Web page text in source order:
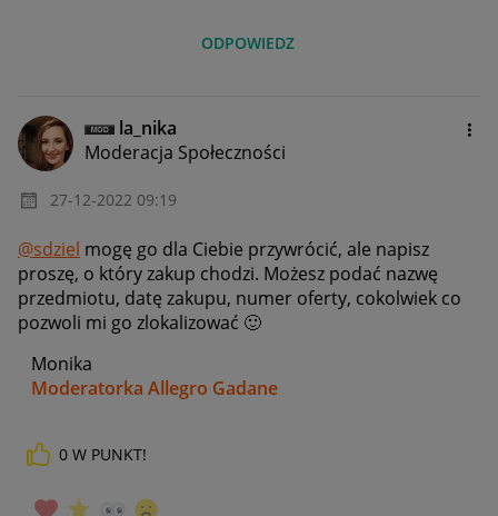
ODPOWIEDZ
la_nika
Moderacja Społeczności
‎27-12-2022 09:19
@sdziel mogę go dla Ciebie przywrócić, ale napisz
proszę, o który zakup chodzi. Możesz podać nazwę
przedmiotu, datę zakupu, numer oferty, cokolwiek co
pozwoli mi go zlokalizować 🙂
Monika
Moderatorka Allegro Gadane
0 W PUNKT!